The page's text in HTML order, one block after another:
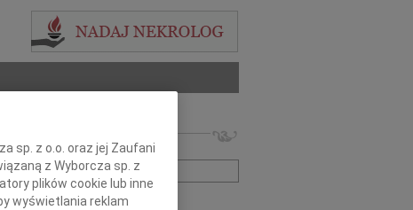
lub numer ogłoszenia:
+ szukanie zaawansowane
sp. z o.o. oraz jej Zaufani
z Wyborcza sp. z
plików cookie lub inne
wyświetlania reklam